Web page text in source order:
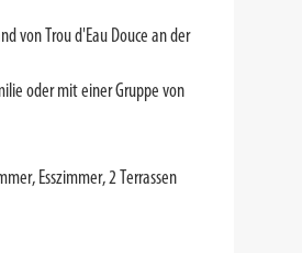
von Trou d'Eau Douce an der
oder mit einer Gruppe von
Esszimmer, 2 Terrassen